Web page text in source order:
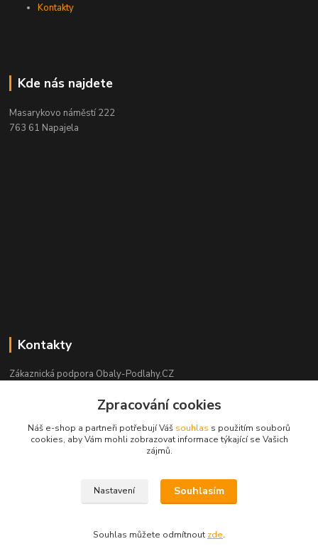
Kontakty
Kde nás najdete
Masarykovo náměstí 222
763 61 Napajela
Kontakty
Zákaznická podpora Obaly-Podlahy.CZ
(Po-Pá, 8:00-16:00 hod.)
info@obaly-podlahy.cz
copyright obaly-podlahy.cz - Aleš Podhorský 2021
Zpracování cookies
Náš e-shop a partneři potřebují Váš souhlas s použitím souborů
cookies, aby Vám mohli zobrazovat informace týkající se Vašich
zájmů.
Nastavení Souhlasím
Souhlas můžete odmítnout zde.